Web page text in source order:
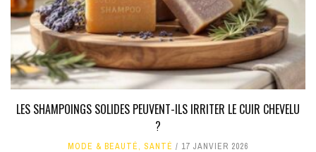
LES SHAMPOINGS SOLIDES PEUVENT-ILS IRRITER LE CUIR CHEVELU
?
MODE & BEAUTÉ, SANTÉ 17 JANVIER 2026